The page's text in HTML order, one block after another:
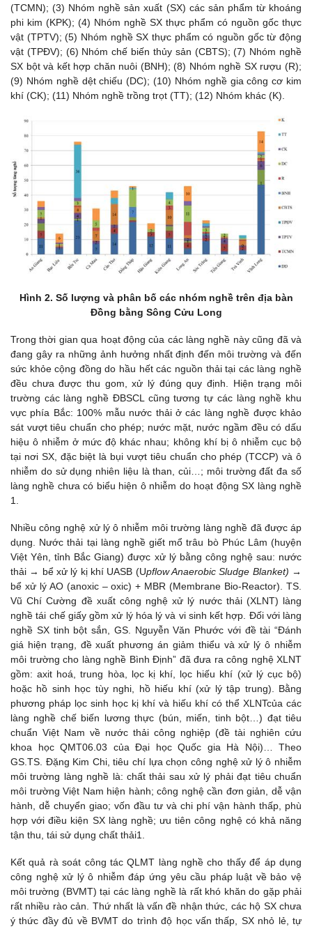
(TCMN); (3) Nhóm nghề sản xuất (SX) các sản phẩm từ khoáng
phi kim (KPK); (4) Nhóm nghề SX thực phẩm có nguồn gốc thực
vật (TPTV); (5) Nhóm nghề SX thực phẩm có nguồn gốc từ động
vật (TPĐV); (6) Nhóm chế biến thủy sản (CBTS); (7) Nhóm nghề
SX bột và kết hợp chăn nuôi (BNH); (8) Nhóm nghề SX rượu (R);
(9) Nhóm nghề dệt chiếu (DC); (10) Nhóm nghề gia công cơ kim
khí (CK); (11) Nhóm nghề trồng trọt (TT); (12) Nhóm khác (K).
Hình 2. Số lượng và phân bố các nhóm nghề trên địa bàn
Đồng bằng Sông Cửu Long
Trong thời gian qua hoạt động của các làng nghề này cũng đã và
đang gây ra những ảnh hưởng nhất định đến môi trường và đến
sức khỏe cộng đồng do hầu hết các nguồn thải tại các làng nghề
đều chưa được thu gom, xử lý đúng quy định. Hiện trạng môi
trường các làng nghề ĐBSCL cũng tương tự các làng nghề khu
vực phía Bắc: 100% mẫu nước thải ở các làng nghề được khảo
sát vượt tiêu chuẩn cho phép; nước mặt, nước ngầm đều có dấu
hiệu ô nhiễm ở mức độ khác nhau; không khí bị ô nhiễm cục bộ
tại nơi SX, đặc biệt là bụi vượt tiêu chuẩn cho phép (TCCP) và ô
nhiễm do sử dụng nhiên liệu là than, củi…; môi trường đất đa số
làng nghề chưa có biểu hiện ô nhiễm do hoạt động SX làng nghề
1.
Nhiều công nghệ xử lý ô nhiễm môi trường làng nghề đã được áp
dụng. Nước thải tại làng nghề giết mổ trâu bò Phúc Lâm (huyện
Việt Yên, tỉnh Bắc Giang) được xử lý bằng công nghệ sau: nước
thải → bể xử lý kị khí UASB (UpflowAnaerobicSludge Blanket) →
bể xử lý AO (anoxic – oxic) + MBR (Membrane Bio-Reactor). TS.
Vũ Chí Cường đề xuất công nghệ xử lý nước thải (XLNT) làng
nghề tái chế giấy gồm xử lý hóa lý và vi sinh kết hợp. Đối với làng
nghề SX tinh bột sắn, GS. Nguyễn Văn Phước với đề tài “Đánh
giá hiện trạng, đề xuất phương án giảm thiểu và xử lý ô nhiễm
môi trường cho làng nghề Bình Định” đã đưa ra công nghệ XLNT
gồm: axit hoá, trung hòa, lọc kị khí, lọc hiếu khí (xử lý cục bộ)
hoặc hồ sinh học tùy nghi, hồ hiếu khí (xử lý tập trung). Bằng
phương pháp lọc sinh học kị khí và hiếu khí có thể XLNTcủa các
làng nghề chế biến lương thực (bún, miến, tinh bột…) đạt tiêu
chuẩn Việt Nam về nước thải công nghiệp (đề tài nghiên cứu
khoa học QMT06.03 của Đại học Quốc gia Hà Nội)… Theo
GS.TS. Đặng Kim Chi, tiêu chí lựa chọn công nghệ xử lý ô nhiễm
môi trường làng nghề là: chất thải sau xử lý phải đạt tiêu chuẩn
môi trường Việt Nam hiện hành; công nghệ cần đơn giản, dễ vận
hành, dễ chuyển giao; vốn đầu tư và chi phí vận hành thấp, phù
hợp với điều kiện SX làng nghề; ưu tiên công nghệ có khả năng
tận thu, tái sử dụng chất thải1.
Kết quả rà soát công tác QLMT làng nghề cho thấy để áp dụng
công nghệ xử lý ô nhiễm đáp ứng yêu cầu pháp luật về bảo vệ
môi trường (BVMT) tại các làng nghề là rất khó khăn do gặp phải
rất nhiều rào cản. Thứ nhất là vấn đề nhận thức, các hộ SX chưa
ý thức đầy đủ về BVMT do trình độ học vấn thấp, SX nhỏ lẻ, tự